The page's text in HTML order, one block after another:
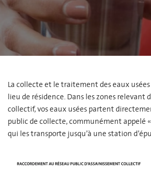
La collecte et le traitement des eaux
lieu de résidence. Dans les zones relevant
collectif, vos eaux usées partent
public de collecte, communément appelé
qui les transporte jusqu’à une station